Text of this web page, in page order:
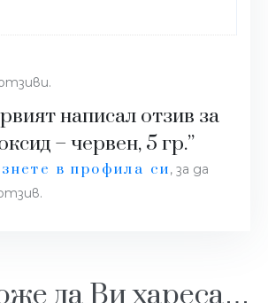
написал отзив за
– червен, 5 гр.”
в профила си, за да
да Ви хареса…